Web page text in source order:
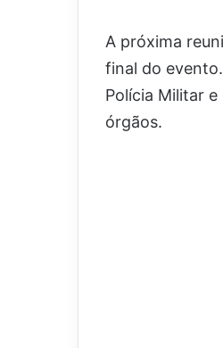
A próxima
final do
Polícia Militar
órgãos.